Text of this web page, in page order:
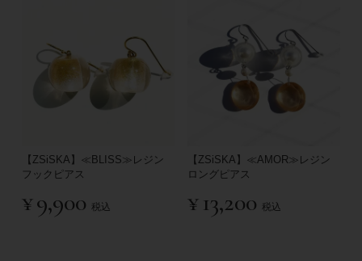
【ZSiSKA】≪BLISS≫レジン
フックピアス
¥9,900 税込
【ZSiSKA】≪AMOR≫レジン
ロングピアス
¥ 13,200 税込